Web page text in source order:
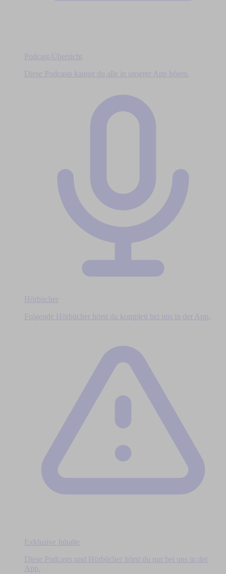
Podcast-Übersicht
Diese Podcasts kannst du alle in unserer App hören.
Hörbücher
Folgende Hörbücher hörst du komplett bei uns in der App.
Exklusive Inhalte
Diese Podcasts und Hörbücher hörst du nur bei uns in der
App.